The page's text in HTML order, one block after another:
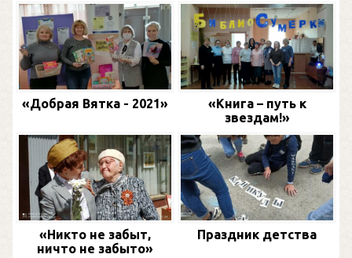
«Добрая Вятка - 2021»
«Книга – путь к
звездам!»
«Никто не забыт,
ничто не забыто»
Праздник детства